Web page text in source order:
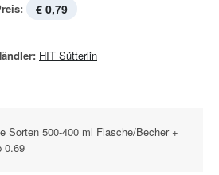
€ 0,79
HIT Sütterlin
Sorten 500-400 ml Flasche/Becher +
0.69